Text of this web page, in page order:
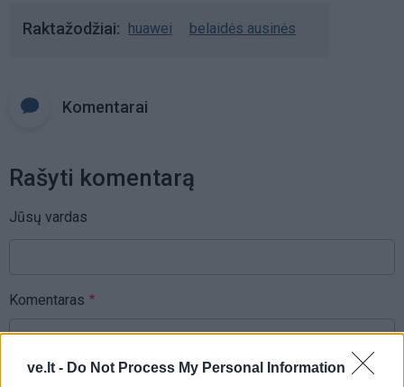
ve.lt - Do Not Process My Personal Information
Raktažodžiai huawei belaidės ausinės
Komentarai
Rašyti komentarą
Jūsų vardas
Komentaras